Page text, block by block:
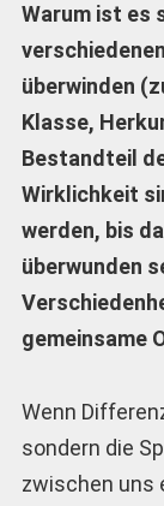
Warum ist es
überwinden
Klasse,
Bestandteil
Wirklichkeit
werden, bis
überwunden
gemeinsame
Wenn
sondern die
zwischen uns